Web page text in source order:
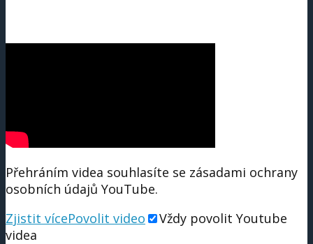
Přehráním videa souhlasíte se zásadami ochrany
osobních údajů YouTube.
Zjistit vícePovolit video
Vždy povolit Youtube
videa